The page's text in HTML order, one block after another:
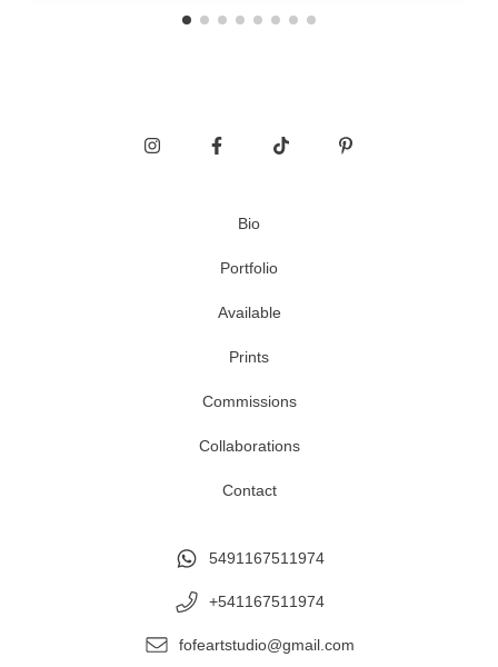
Bio
Portfolio
Available
Prints
Commissions
Collaborations
Contact
5491167511974
+541167511974
fofeartstudio@gmail.com